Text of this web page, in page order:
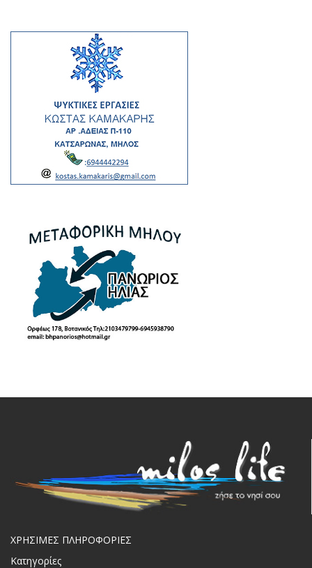
ΧΡΗΣΙΜΕΣ ΠΛΗΡΟΦΟΡΙΕΣ
Κατηγορίες